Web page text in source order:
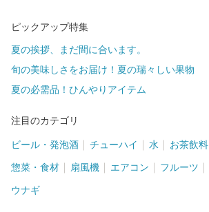
ピックアップ特集
夏の挨拶、まだ間に合います。
旬の美味しさをお届け！夏の瑞々しい果物
夏の必需品！ひんやりアイテム
注目のカテゴリ
ビール・発泡酒 チューハイ 水 お茶飲料
惣菜・食材 扇風機 エアコン フルーツ
ウナギ